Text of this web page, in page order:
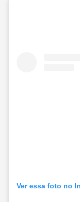
Ver essa foto no